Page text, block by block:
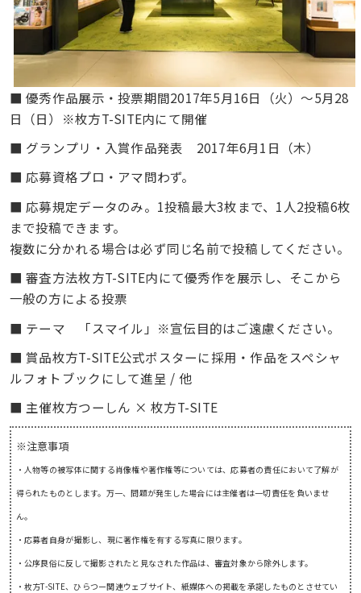
■ 優秀作品展示・投票期間2017年5月16日（火）～5月28
日（日）※枚方T-SITE内にて開催
■ グランプリ・入賞作品発表
2017年6月1日（木）
■ 応募資格プロ・アマ問わず。
■ 応募規定データのみ。1投稿最大3枚まで、1人2投稿6枚
まで投稿できます。
複数に分かれる場合は必ず同じ名前で投稿してください。
■ 審査方法枚方T-SITE内にて優秀作を展示し、そこから
一般の方による投票
■ テーマ 「スマイル」※宣伝目的はご遠慮ください。
■ 賞品枚方T-SITE公式ポスターに採用・作品をスペシャ
ルフォトブックにして進呈 / 他
■ 主催枚方つーしん × 枚方T-SITE
※注意事項
・人物等の被写体に関する肖像権や著作権等については、応募者の責任において了解が
得られたものとします。万一、問題が発生した場合には主催者は一切責任を負いませ
ん。
・応募者自身が撮影し、現に著作権を有する写真に限ります。
・公序良俗に反して撮影されたと見なされた作品は、審査対象から除外します。
・枚方T-SITE、ひらつー関連ウェブサイト、紙媒体への掲載を承諾したものとさせてい